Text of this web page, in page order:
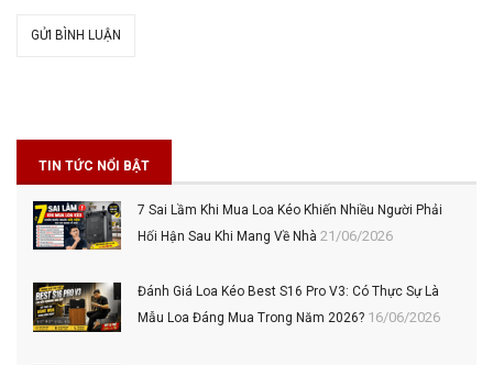
GỬI BÌNH LUẬN
TIN TỨC NỔI BẬT
7 Sai Lầm Khi Mua Loa Kéo Khiến Nhiều Người Phải
Hối Hận Sau Khi Mang Về Nhà 21/06/2026
Đánh Giá Loa Kéo Best S16 Pro V3: Có Thực Sự Là
Mẫu Loa Đáng Mua Trong Năm 2026? 16/06/2026